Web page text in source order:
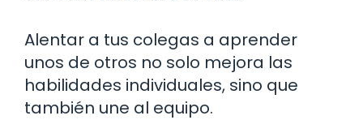
Alentar a tus colegas a aprender
unos de otros no solo mejora las
habilidades individuales, sino que
también une al equipo.